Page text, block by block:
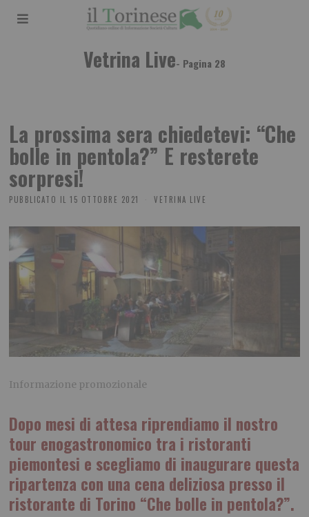
Vetrina Live- Pagina 28
La prossima sera chiedetevi: “Che
bolle in pentola?” E resterete
sorpresi!
PUBBLICATO IL 15 OTTOBRE 2021 VETRINA LIVE
Informazione promozionale
Dopo mesi di attesa riprendiamo il nostro
tour enogastronomico tra i ristoranti
piemontesi e scegliamo di inaugurare questa
ripartenza con una cena deliziosa presso il
ristorante di Torino “Che bolle in pentola?”.